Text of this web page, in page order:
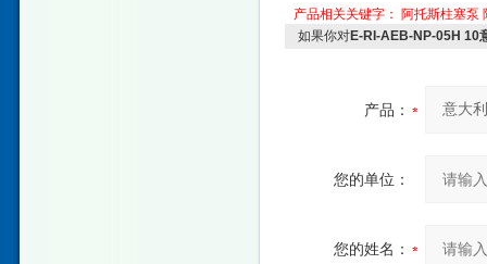
产品相关关键字： 阿托斯柱塞泵
如果你对E-RI-AEB-NP-05H 10
产品：
您的单位：
您的姓名：